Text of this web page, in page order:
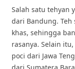
Salah satu tehyan
dari Bandung.
khas, sehingga
rasanya. Selain
poci dari Jawa